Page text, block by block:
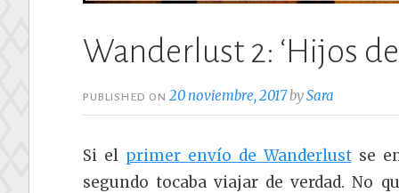
Wanderlust 2: ‘Hijos
PUBLISHED ON20 noviembre, 2017bySara
Si el primer envío de Wanderlustse
segundo tocaba viajar de verdad. No